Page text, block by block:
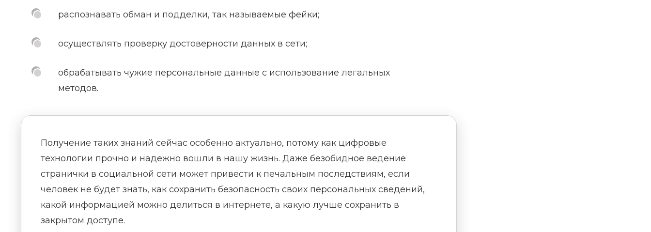
распознавать обман и подделки, так называемые фейки;
осуществлять проверку достоверности данных в сети;
обрабатывать чужие персональные данные с использование легальных
методов.
Получение таких знаний сейчас особенно актуально, потому как цифровые
технологии прочно и надежно вошли в нашу жизнь. Даже безобидное ведение
странички в социальной сети может привести к печальным последствиям, если
человек не будет знать, как сохранить безопасность своих персональных сведений,
какой информацией можно делиться в интернете, а какую лучше сохранить в
закрытом доступе.